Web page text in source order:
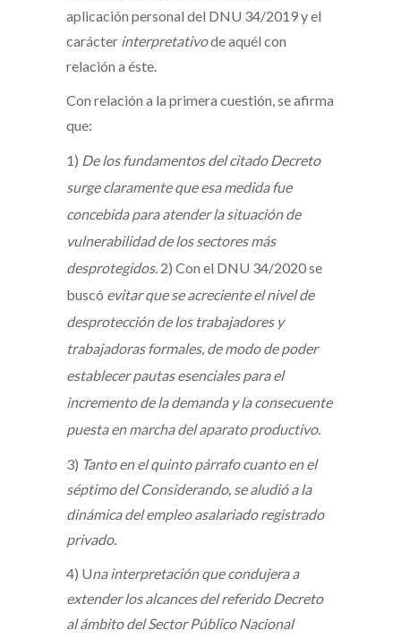
aplicación personal del DNU 34/2019 y el
carácter interpretativode aquél con
relación a éste.
Con relación a la primera cuestión, se afirma
que:
1) De los fundamentos del citado Decreto
surge claramente que esa medida fue
concebida para atender la situación de
vulnerabilidad de los sectores más
desprotegidos. 2) Con el DNU 34/2020 se
buscó evitar que se acreciente el nivel de
desprotección de los trabajadores y
trabajadoras formales, de modo de poder
establecer pautas esenciales para el
incremento de la demanda y la consecuente
puesta en marcha del aparato productivo.
3) Tanto en el quinto párrafo cuanto en el
séptimo del Considerando, se aludió a la
dinámica del empleo asalariado registrado
privado.
4) Una interpretación que condujera a
extender los alcances del referido Decreto
al ámbito del Sector Público Nacional